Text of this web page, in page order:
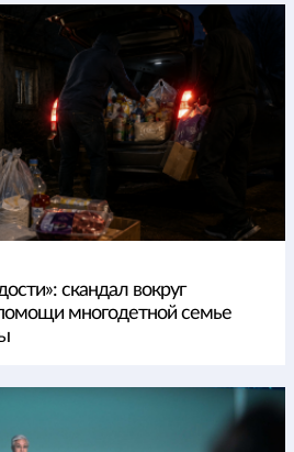
скандал вокруг
многодетной семье